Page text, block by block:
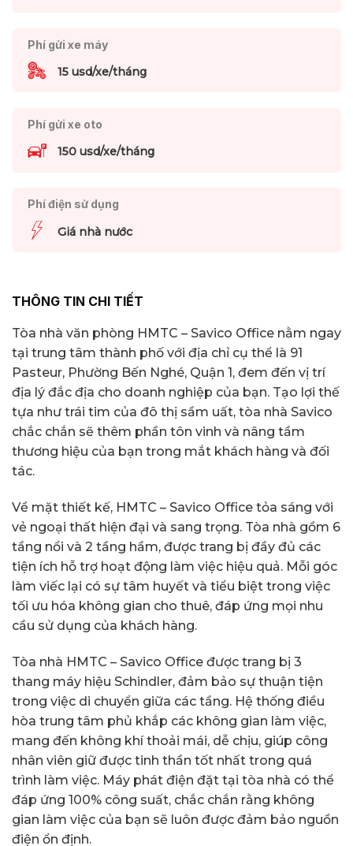
Phí gửi xe máy
15 usd/xe/tháng
Phí gửi xe oto
150 usd/xe/tháng
Phí điện sử dụng
Giá nhà nước
THÔNG TIN CHI TIẾT
Tòa nhà văn phòng HMTC – Savico Office nằm ngay
tại trung tâm thành phố với địa chỉ cụ thể là 91
Pasteur, Phường Bến Nghé, Quận 1, đem đến vị trí
địa lý đắc địa cho doanh nghiệp của bạn. Tạo lợi thế
tựa như trái tim của đô thị sầm uất, tòa nhà Savico
chắc chắn sẽ thêm phần tôn vinh và nâng tầm
thương hiệu của bạn trong mắt khách hàng và đối
tác.
Về mặt thiết kế, HMTC – Savico Office tỏa sáng với
vẻ ngoại thất hiện đại và sang trọng. Tòa nhà gồm 6
tầng nổi và 2 tầng hầm, được trang bị đầy đủ các
tiện ích hỗ trợ hoạt động làm việc hiệu quả. Mỗi góc
làm viếc lại có sự tâm huyết và tiểu biệt trong việc
tối ưu hóa không gian cho thuê, đáp ứng mọi nhu
cầu sử dụng của khách hàng.
Tòa nhà HMTC – Savico Office được trang bị 3
thang máy hiệu Schindler, đảm bảo sự thuận tiện
trong việc di chuyển giữa các tầng. Hệ thống điều
hòa trung tâm phủ khắp các không gian làm việc,
mang đến không khí thoải mái, dễ chịu, giúp công
nhân viên giữ được tinh thần tốt nhất trong quá
trình làm việc. Máy phát điện đặt tại tòa nhà có thể
đáp ứng 100% công suất, chắc chắn rằng không
gian làm việc của bạn sẽ luôn được đảm bảo nguồn
điện ổn định.